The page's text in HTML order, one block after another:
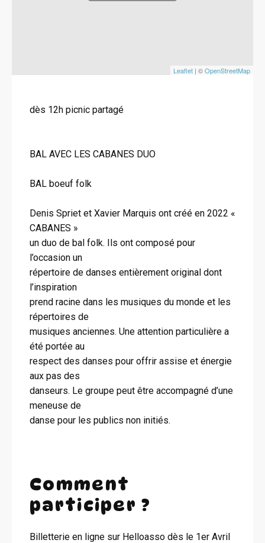
Leaflet | ©OpenStreetMap
dès 12h picnic partagé
BAL AVEC LES CABANES DUO
BAL boeuf folk
Denis Spriet et Xavier Marquis ont créé en 2022 «
CABANES »
un duo de bal folk. Ils ont composé pour
l’occasion un
répertoire de danses entièrement original dont
l’inspiration
prend racine dans les musiques du monde et les
répertoires de
musiques anciennes. Une attention particulière a
été portée au
respect des danses pour offrir assise et énergie
aux pas des
danseurs. Le groupe peut être accompagné d’une
meneuse de
danse pour les publics non initiés.
Comment
participer ?
Billetterie en ligne sur Helloasso dès le 1er Avril